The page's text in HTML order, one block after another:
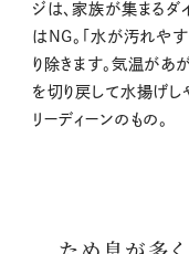
ジは、家族が集まるダ
はNG。「水が汚れや
り除きます。気温があ
を切り戻して水揚げし
リーディーンのもの。